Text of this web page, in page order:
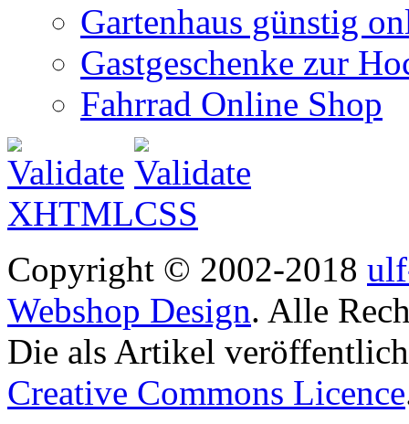
Gartenhaus günstig
Gastgeschenke zur
Fahrrad Online Shop
Copyright © 2002-2018
Webshop Design. Alle
Die als Artikel
Creative Commons Licence